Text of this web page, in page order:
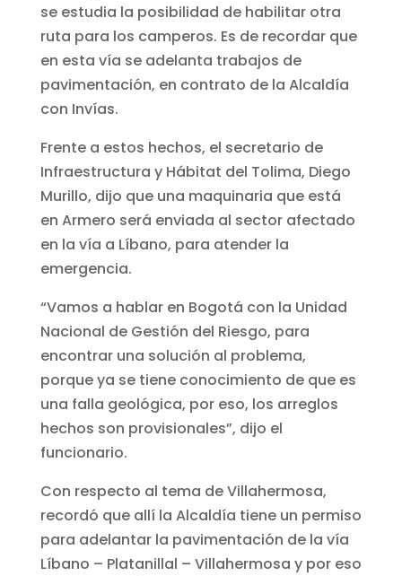
se estudia la posibilidad de habilitar otra
ruta para los camperos. Es de recordar que
en esta vía se adelanta trabajos de
pavimentación, en contrato de la Alcaldía
con Invías.
Frente a estos hechos, el secretario de
Infraestructura y Hábitat del Tolima, Diego
Murillo, dijo que una maquinaria que está
en Armero será enviada al sector afectado
en la vía a Líbano, para atender la
emergencia.
“Vamos a hablar en Bogotá con la Unidad
Nacional de Gestión del Riesgo, para
encontrar una solución al problema,
porque ya se tiene conocimiento de que es
una falla geológica, por eso, los arreglos
hechos son provisionales”, dijo el
funcionario.
Con respecto al tema de Villahermosa,
recordó que allí la Alcaldía tiene un permiso
para adelantar la pavimentación de la vía
Líbano – Platanillal – Villahermosa y por eso